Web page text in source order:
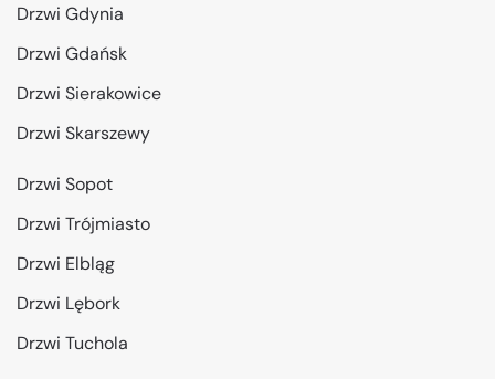
Drzwi Gdynia
Drzwi Gdańsk
Drzwi Sierakowice
Drzwi Skarszewy
Drzwi Sopot
Drzwi Trójmiasto
Drzwi Elbląg
Drzwi Lębork
Drzwi Tuchola